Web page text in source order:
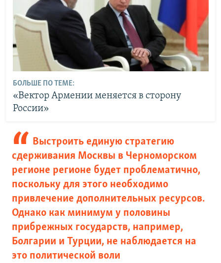
БОЛЬШЕ ПО ТЕМЕ:
«Вектор Армении меняется в сторону
России»
Выстроить единую стратегию
сдерживания Москвы в Черноморском
регионе регионе будет проблематично,
поскольку для этого необходимо
привлечение дополнительных ресурсов.
Однако как минимум у половины
прибрежных государств, например,
Болгарии и Турции, не наблюдается на
это политической воли